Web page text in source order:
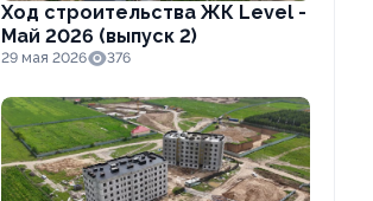
Ход строительства ЖК Level -
Май 2026 (выпуск 2)
29 мая 2026 376